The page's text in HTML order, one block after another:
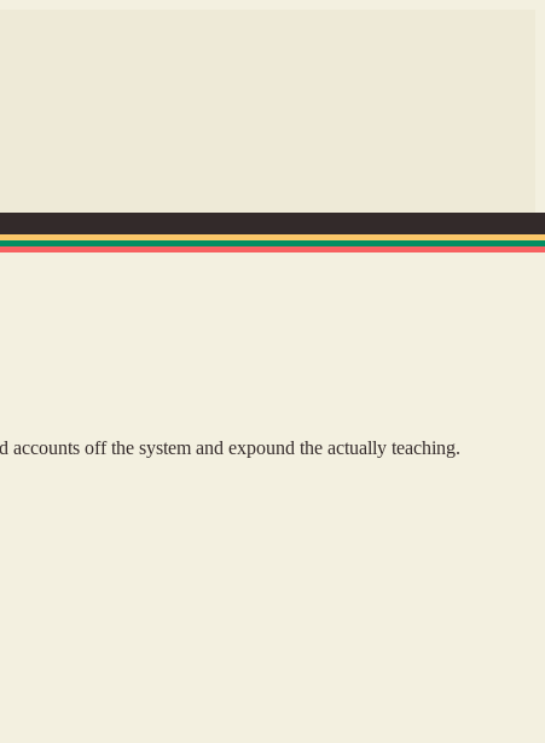
off the system and expound the actually teaching.